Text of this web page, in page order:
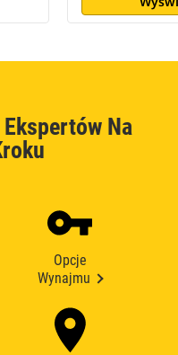
Na
Opcje
Wynajmu